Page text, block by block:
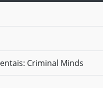
Criminal Minds